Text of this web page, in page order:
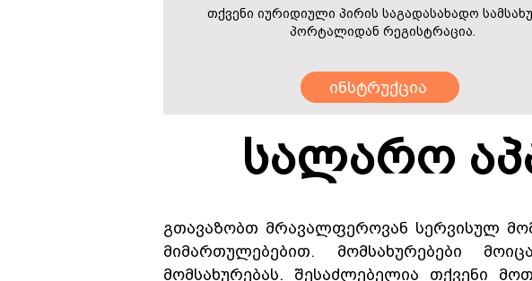
თქვენი იურიდიული პირის საგადასახადო
პორტალიდან რეგისტრაცია.
ინსტრუქცია
სალარო
გთავაზობთ მრავალფეროვან სერვისულ
მიმართულებებით. მომსახურებები
მომსახურებას. შესაძლებელია თქვენი